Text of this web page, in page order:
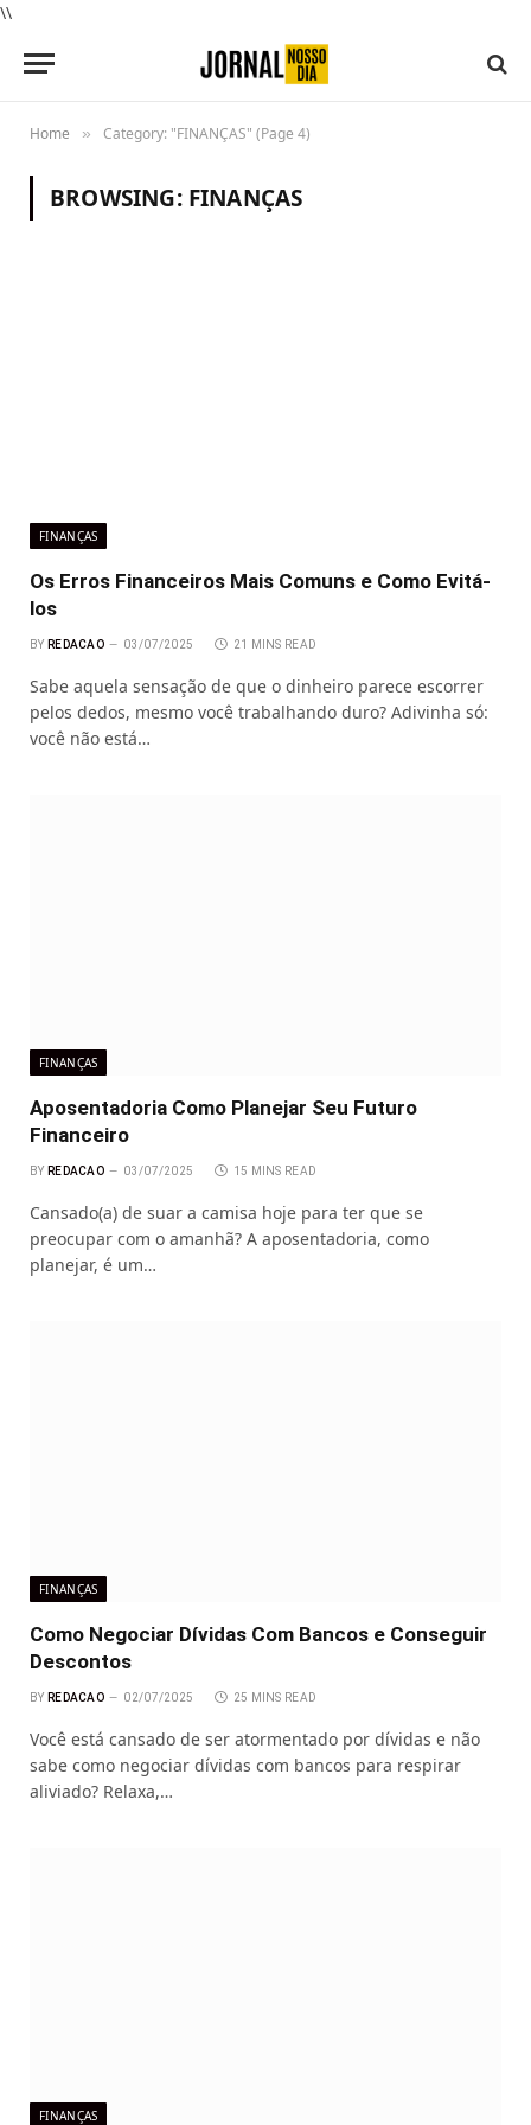
\\
Home » Category: "FINANÇAS" (Page 4)
BROWSING: FINANÇAS
FINANÇAS
Os Erros Financeiros Mais Comuns e Como Evitá-
los
BY REDACAO 03/07/2025 21 MINS READ
Sabe aquela sensação de que o dinheiro parece escorrer
pelos dedos, mesmo você trabalhando duro? Adivinha só:
você não está…
FINANÇAS
Aposentadoria Como Planejar Seu Futuro
Financeiro
BY REDACAO 03/07/2025 15 MINS READ
Cansado(a) de suar a camisa hoje para ter que se
preocupar com o amanhã? A aposentadoria, como
planejar, é um…
FINANÇAS
Como Negociar Dívidas Com Bancos e Conseguir
Descontos
BY REDACAO 02/07/2025 25 MINS READ
Você está cansado de ser atormentado por dívidas e não
sabe como negociar dívidas com bancos para respirar
aliviado? Relaxa,…
FINANÇAS